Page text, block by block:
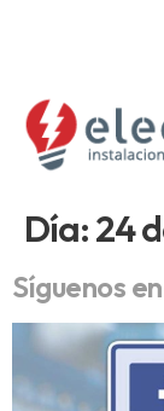
Día:24
Síguenos